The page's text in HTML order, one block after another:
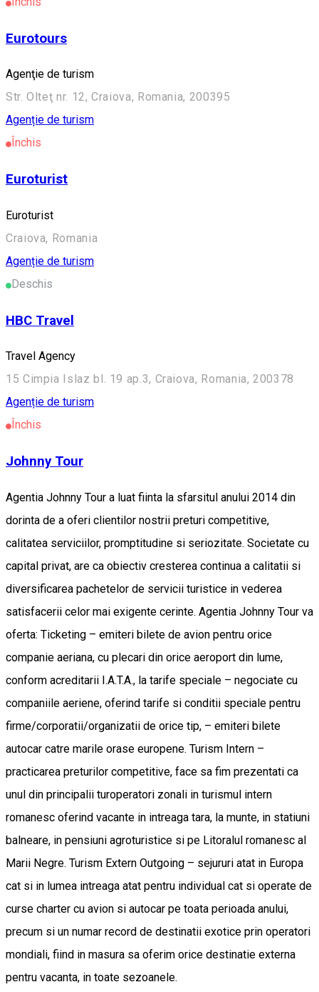
Eurotours
Agenţie de turism
Str. Olteţ nr. 12, Craiova, Romania, 200395
Agenție de turism
Închis
Euroturist
Euroturist
Craiova, Romania
Agenție de turism
Deschis
HBC Travel
Travel Agency
15 Cimpia Islaz bl. 19 ap.3, Craiova, Romania, 200378
Agenție de turism
Închis
Johnny Tour
Agentia Johnny Tour a luat fiinta la sfarsitul anului 2014 din
dorinta de a oferi clientilor nostrii preturi competitive,
calitatea serviciilor, promptitudine si seriozitate. Societate cu
capital privat, are ca obiectiv cresterea continua a calitatii si
diversificarea pachetelor de servicii turistice in vederea
satisfacerii celor mai exigente cerinte. Agentia Johnny Tour va
oferta: Ticketing – emiteri bilete de avion pentru orice
companie aeriana, cu plecari din orice aeroport din lume,
conform acreditarii I.A.T.A., la tarife speciale – negociate cu
companiile aeriene, oferind tarife si conditii speciale pentru
firme/corporatii/organizatii de orice tip, – emiteri bilete
autocar catre marile orase europene. Turism Intern –
practicarea preturilor competitive, face sa fim prezentati ca
unul din principalii turoperatori zonali in turismul intern
romanesc oferind vacante in intreaga tara, la munte, in statiuni
balneare, in pensiuni agroturistice si pe Litoralul romanesc al
Marii Negre. Turism Extern Outgoing – sejururi atat in Europa
cat si in lumea intreaga atat pentru individual cat si operate de
curse charter cu avion si autocar pe toata perioada anului,
precum si un numar record de destinatii exotice prin operatori
mondiali, fiind in masura sa oferim orice destinatie externa
pentru vacanta, in toate sezoanele.